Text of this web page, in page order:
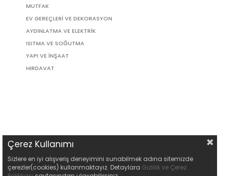
MUTFAK
EV GEREÇLERİ VE DEKORASYON
AYDINLATMA VE ELEKTRİK
ISITMA VE SOĞUTMA
YAPI VE İNŞAAT
HIRDAVAT
Çerez Kullanımı
Sizlere en iyi alışveriş deneyimini sunabilmek adına sitemizde
çerezler(cookies) kullanmaktayız. Detaylara Gizlilik ve Çerez